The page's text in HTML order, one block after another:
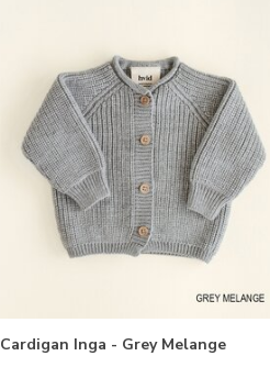
Cardigan Inga - Grey Melange